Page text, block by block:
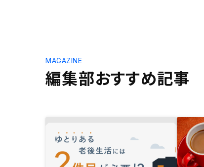
編集部おすすめ記事
MAGAZINE